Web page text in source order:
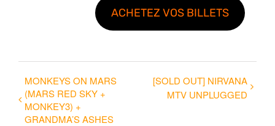
ACHETEZ VOS BILLETS
MONKEYS ON MARS
(MARS RED SKY +
MONKEY3) +
GRANDMA’S ASHES
[SOLD OUT] NIRVANA
MTV UNPLUGGED